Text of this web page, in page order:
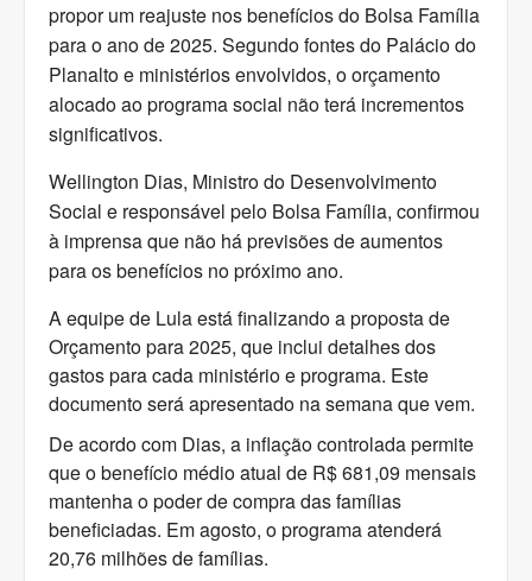
propor um reajuste nos benefícios do Bolsa Família
para o ano de 2025. Segundo fontes do Palácio do
Planalto e ministérios envolvidos, o orçamento
alocado ao programa social não terá incrementos
significativos.
Wellington Dias, Ministro do Desenvolvimento
Social e responsável pelo Bolsa Família, confirmou
à imprensa que não há previsões de aumentos
para os benefícios no próximo ano.
A equipe de Lula está finalizando a proposta de
Orçamento para 2025, que inclui detalhes dos
gastos para cada ministério e programa. Este
documento será apresentado na semana que vem.
De acordo com Dias, a inflação controlada permite
que o benefício médio atual de R$ 681,09 mensais
mantenha o poder de compra das famílias
beneficiadas. Em agosto, o programa atenderá
20,76 milhões de famílias.